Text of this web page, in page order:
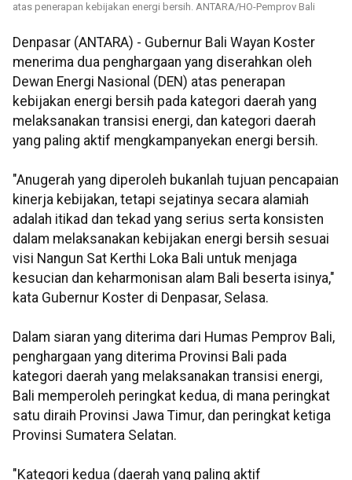
atas penerapan kebijakan energi bersih. ANTARA/HO-Pemprov Bali
Denpasar (ANTARA) - Gubernur Bali Wayan Koster
menerima dua penghargaan yang diserahkan oleh
Dewan Energi Nasional (DEN) atas penerapan
kebijakan energi bersih pada kategori daerah yang
melaksanakan transisi energi, dan kategori daerah
yang paling aktif mengkampanyekan energi bersih.
"Anugerah yang diperoleh bukanlah tujuan pencapaian
kinerja kebijakan, tetapi sejatinya secara alamiah
adalah itikad dan tekad yang serius serta konsisten
dalam melaksanakan kebijakan energi bersih sesuai
visi Nangun Sat Kerthi Loka Bali untuk menjaga
kesucian dan keharmonisan alam Bali beserta isinya,"
kata Gubernur Koster di Denpasar, Selasa.
Dalam siaran yang diterima dari Humas Pemprov Bali,
penghargaan yang diterima Provinsi Bali pada
kategori daerah yang melaksanakan transisi energi,
Bali memperoleh peringkat kedua, di mana peringkat
satu diraih Provinsi Jawa Timur, dan peringkat ketiga
Provinsi Sumatera Selatan.
"Kategori kedua (daerah yang paling aktif